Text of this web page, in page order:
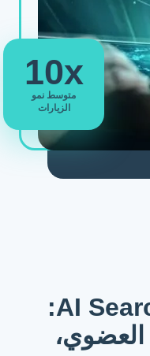
10x
متوسط نمو
الزيارات
AI Search Optimization: